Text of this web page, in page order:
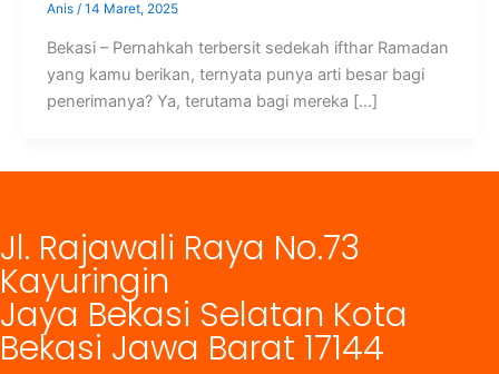
Anis / 14 Maret, 2025
Bekasi – Pernahkah terbersit sedekah ifthar Ramadan
yang kamu berikan, ternyata punya arti besar bagi
penerimanya? Ya, terutama bagi mereka […]
Jl. Rajawali Raya No.73
Kayuringin
Jaya Bekasi Selatan Kota
Bekasi Jawa Barat 17144